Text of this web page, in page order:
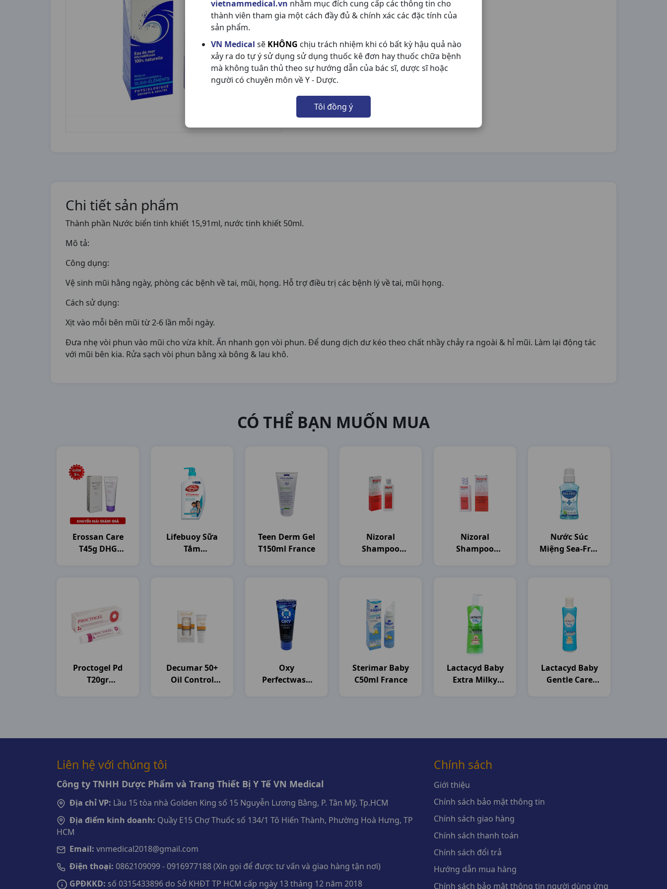
vietnammedical.vn nhằm mục đích cung cấp các thông tin cho
thành viên tham gia một cách đầy đủ & chính xác các đặc tính của
sản phẩm.
VN Medical sẽ KHÔNG chịu trách nhiệm khi có bất kỳ hậu quả nào
xảy ra do tự ý sử dụng sử dụng thuốc kê đơn hay thuốc chữa bệnh
mà không tuân thủ theo sự hướng dẫn của bác sĩ, dược sĩ hoặc
người có chuyên môn về Y - Dược.
Tôi đồng ý
Chi tiết sản phẩm
Thành phần Nước biển tinh khiết 15,91ml, nước tinh khiết 50ml.
Mô tả:
Công dụng:
Vệ sinh mũi hằng ngày, phòng các bệnh về tai, mũi, họng. Hỗ trợ điều trị các bệnh lý về tai, mũi họng.
Cách sử dụng:
Xịt vào mỗi bên mũi từ 2-6 lần mỗi ngày.
Đưa nhẹ vòi phun vào mũi cho vừa khít. Ấn nhanh gọn vòi phun. Để dung dịch dư kéo theo chất nhầy chảy ra ngoài & hỉ mũi. Làm lại động tác
với mũi bên kia. Rửa sạch vòi phun bằng xà bông & lau khô.
CÓ THỂ BẠN MUỐN MUA
Erossan Care
T45g DHG
Lifebuoy Sữa
Tắm
Teen Derm Gel
T150ml France
Nizoral
Shampoo
Nizoral
Shampoo
Nước Súc
Miệng Sea-Free
Proctogel Pd
T20gr
Decumar 50+
Oil Control
Oxy
Perfectwash
Sterimar Baby
C50ml France
Lactacyd Baby
Extra Milky
Lactacyd Baby
Gentle Care
Liên hệ với chúng tôi
Công ty TNHH Dược Phẩm và Trang Thiết Bị Y Tế VN Medical
Địa chỉ VP: Lầu 15 tòa nhà Golden King số 15 Nguyễn Lương Bằng, P. Tân Mỹ, Tp.HCM
Địa điểm kinh doanh: Quầy E15 Chợ Thuốc số 134/1 Tô Hiến Thành, Phường Hoà Hưng, TP
HCM
Email: vnmedical2018@gmail.com
Điện thoại: 0862109099 - 0916977188 (Xin gọi để được tư vấn và giao hàng tận nơi)
GPĐKKD: số 0315433896 do Sở KHĐT TP HCM cấp ngày 13 tháng 12 năm 2018
Chính sách
Giới thiệu
Chính sách bảo mật thông tin
Chính sách giao hàng
Chính sách thanh toán
Chính sách đổi trả
Hướng dẫn mua hàng
Chính sách bảo mật thông tin người dùng ứng